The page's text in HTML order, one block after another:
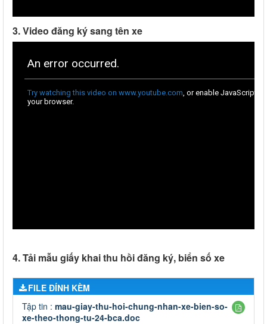
3. Video đăng ký sang tên xe
4. Tải mẫu giấy khai thu hồi đăng ký, biển số xe
FILE ĐÍNH KÈM
Tập tin : mau-giay-thu-hoi-chung-nhan-xe-bien-so-
xe-theo-thong-tu-24-bca.doc